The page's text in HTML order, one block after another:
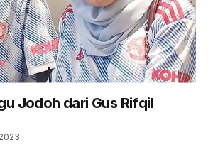
Jodoh dari Gus Rifqil